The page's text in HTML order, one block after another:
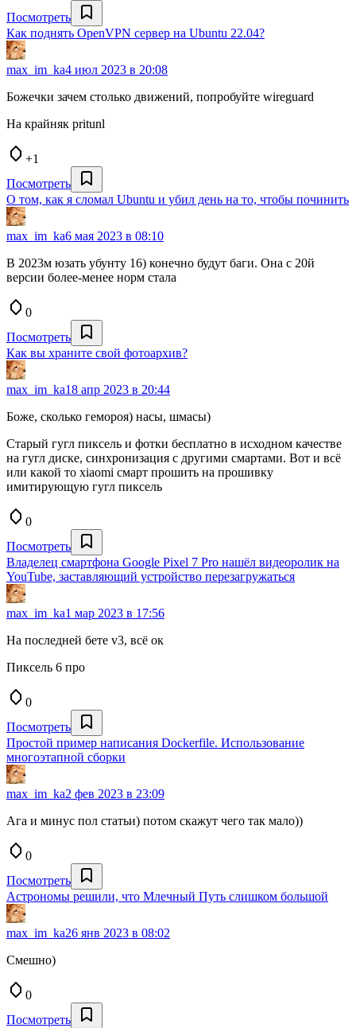
Посмотреть
Как поднять OpenVPN сервер на Ubuntu 22.04?
max_im_ka4 июл 2023 в 20:08
Божечки зачем столько движений, попробуйте wireguard
На крайняк pritunl
+1
Посмотреть
О том, как я сломал Ubuntu и убил день на то, чтобы починить
max_im_ka6 мая 2023 в 08:10
В 2023м юзать убунту 16) конечно будут баги. Она с 20й
версии более-менее норм стала
0
Посмотреть
Как вы храните свой фотоархив?
max_im_ka18 апр 2023 в 20:44
Боже, сколько гемороя) насы, шмасы)
Старый гугл пиксель и фотки бесплатно в исходном качестве
на гугл диске, синхронизация с другими смартами. Вот и всё
или какой то xiaomi смарт прошить на прошивку
имитирующую гугл пиксель
0
Посмотреть
Владелец смартфона Google Pixel 7 Pro нашёл видеоролик на
YouTube, заставляющий устройство перезагружаться
max_im_ka1 мар 2023 в 17:56
На последней бете v3, всё ок
Пиксель 6 про
0
Посмотреть
Простой пример написания Dockerfile. Использование
многоэтапной сборки
max_im_ka2 фев 2023 в 23:09
Ага и минус пол статьи) потом скажут чего так мало))
0
Посмотреть
Астрономы решили, что Млечный Путь слишком большой
max_im_ka26 янв 2023 в 08:02
Смешно)
0
Посмотреть